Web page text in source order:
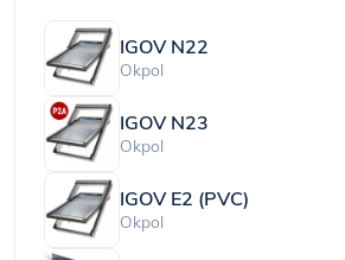
IGOV N22
Okpol
IGOV N23
Okpol
IGOV E2 (PVC)
Okpol